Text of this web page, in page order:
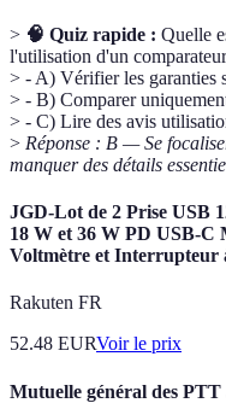
> 🧠 Quiz rapide : Quelle
l'utilisation d'un
> - A) Vérifier les garanties
> - B) Comparer
> - C) Lire des avis
> Réponse : B — Se
manquer des détails
JGD-Lot de 2 Prise USB
18 W et 36 W PD USB-
Voltmètre et Interrupteur
Rakuten FR
52.48 EURVoir le prix
Mutuelle général des PTT